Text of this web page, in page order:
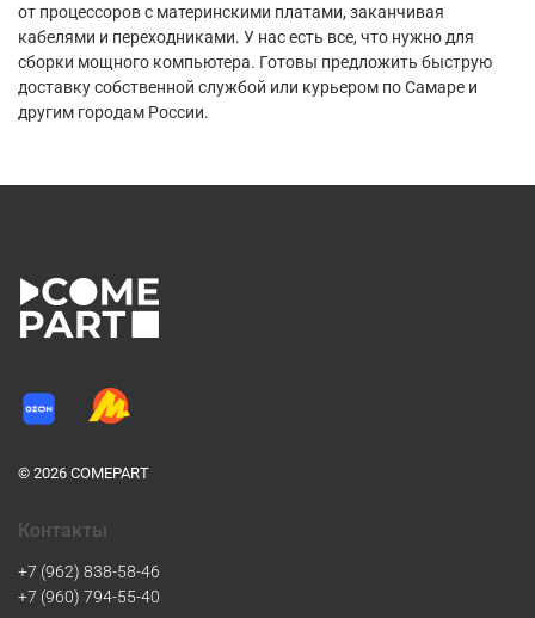
от процессоров с материнскими платами, заканчивая
кабелями и переходниками. У нас есть все, что нужно для
сборки мощного компьютера. Готовы предложить быструю
доставку собственной службой или курьером по Самаре и
другим городам России.
© 2026 COMEPART
Контакты
+7 (962) 838-58-46
+7 (960) 794-55-40